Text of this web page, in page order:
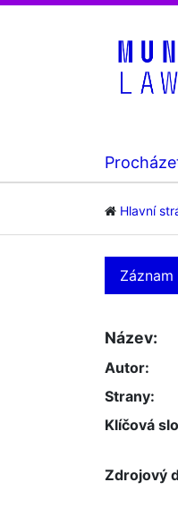
Hlavní
Záznam
Název:
Autor:
Strany:
Klíčová
Zdrojový